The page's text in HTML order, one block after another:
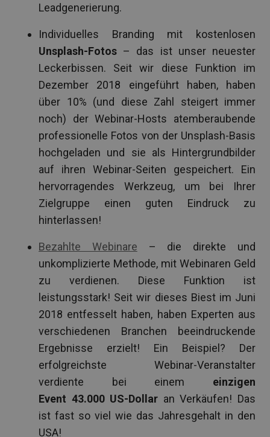
Leadgenerierung.
Individuelles Branding mit kostenlosen
Unsplash-Fotos – das ist unser neuester
Leckerbissen. Seit wir diese Funktion im
Dezember 2018 eingeführt haben, haben
über 10% (und diese Zahl steigert immer
noch) der Webinar-Hosts atemberaubende
professionelle Fotos von der Unsplash-Basis
hochgeladen und sie als Hintergrundbilder
auf ihren Webinar-Seiten gespeichert. Ein
hervorragendes Werkzeug, um bei Ihrer
Zielgruppe einen guten Eindruck zu
hinterlassen!
Bezahlte Webinare – die direkte und
unkomplizierte Methode, mit Webinaren Geld
zu verdienen. Diese Funktion ist
leistungsstark! Seit wir dieses Biest im Juni
2018 entfesselt haben, haben Experten aus
verschiedenen Branchen beeindruckende
Ergebnisse erzielt! Ein Beispiel? Der
erfolgreichste Webinar-Veranstalter
verdiente bei einem einzigen
Event 43.000US-Dollar an Verkäufen! Das
ist fast so viel wie das Jahresgehalt in den
USA!